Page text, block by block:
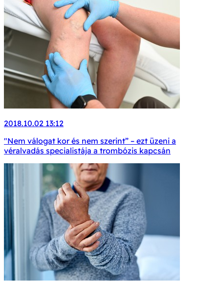
2018.10.02 13:12
"Nem válogat kor és nem szerint” – ezt üzeni a
véralvadás specialistája a trombózis kapcsán